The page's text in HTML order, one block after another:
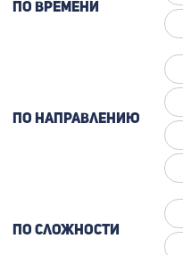
По времени
По направлению
По сложности